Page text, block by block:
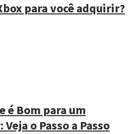
para você adquirir?
é Bom para um
o Passo a Passo